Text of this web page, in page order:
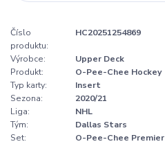
Číslo
produktu:
HC20251254869
Výrobce:
Upper Deck
Produkt:
O-Pee-Chee Hockey
Typ karty:
Insert
Sezona:
2020/21
Liga:
NHL
Tým:
Dallas Stars
Set:
O-Pee-Chee Premier